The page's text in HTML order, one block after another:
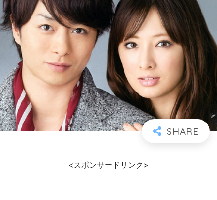
<スポンサードリンク>